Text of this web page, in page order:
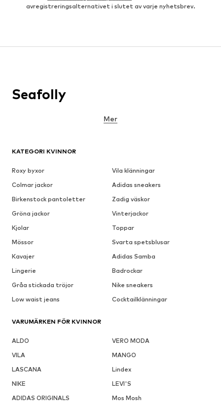
avregistreringsalternativet i slutet av varje nyhetsbrev.
KATEGORI KVINNOR
Roxy byxor
Vila klänningar
Colmar jackor
Adidas sneakers
Birkenstock pantoletter
Zadig väskor
Gröna jackor
Vinterjackor
Kjolar
Toppar
Mössor
Svarta spetsblusar
Kavajer
Adidas Samba
Lingerie
Badrockar
Gråa stickada tröjor
Nike sneakers
Low waist jeans
Cocktailklänningar
VARUMÄRKEN FÖR KVINNOR
ALDO
VERO MODA
VILA
MANGO
LASCANA
Lindex
NIKE
LEVI'S
ADIDAS ORIGINALS
Mos Mosh
Seafolly
Mer